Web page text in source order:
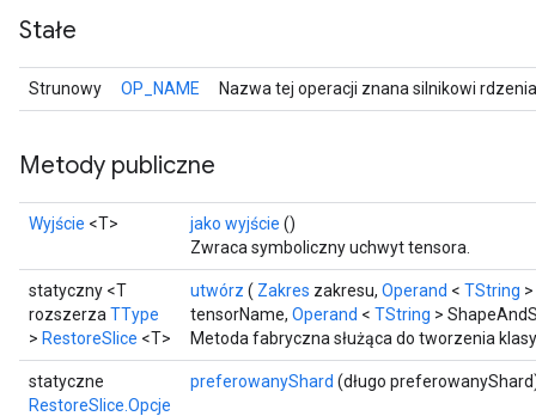
Stałe
Strunowy OP_NAME Nazwa tej operacji znana silnikowi
Metody publiczne
Wyjście <T> jako wyjście ()
Zwraca symboliczny uchwyt tensora.
statyczny <T
rozszerza TType
> RestoreSlice <T>
utwórz ( Zakres zakresu, Operand < TString
tensorName, Operand < TString >
Metoda fabryczna służąca do tworzenia
statyczne
RestoreSlice.Opcje
preferowanyShard (długo